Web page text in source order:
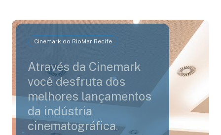
Cinemark do RioMar Recife
Através da Cinemark
você desfruta dos
melhores lançamentos
da indústria
cinematográfica.